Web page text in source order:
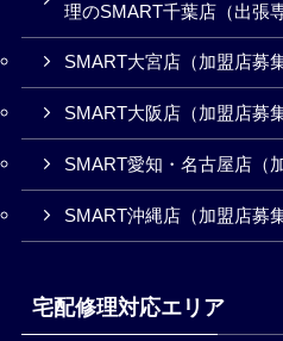
理のSMART千葉店（出張
SMART大宮店（加盟店募
SMART大阪店（加盟店募
SMART愛知・名古屋店（
SMART沖縄店（加盟店募
宅配修理対応エリア